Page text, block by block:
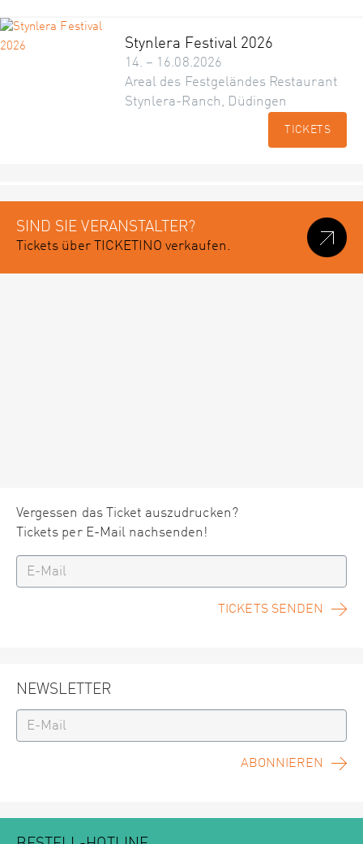
Stynlera Festival 2026
14. – 16.08.2026
Areal des Festgeländes Restaurant
Stynlera-Ranch, Düdingen
TICKETS
SIND SIE VERANSTALTER?
Tickets über TICKETINO verkaufen.
Vergessen das Ticket auszudrucken?
Tickets per E-Mail nachsenden!
TICKETS SENDEN
NEWSLETTER
ABONNIEREN